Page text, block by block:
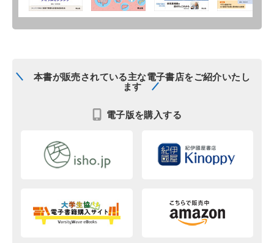
本書が販売されている主な電子書店をご紹介いたし
ます
電子版を購入する